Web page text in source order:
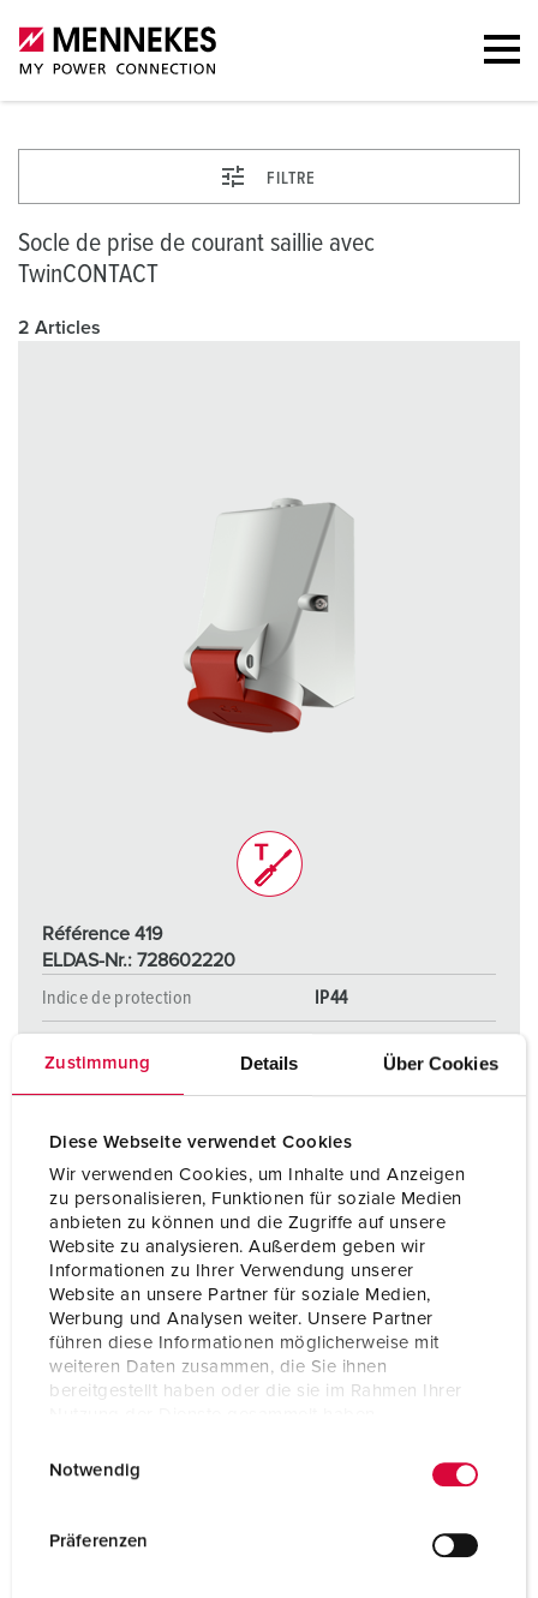
Zustimmung Details Über Cookies
Diese Webseite verwendet Cookies
Wir verwenden Cookies, um Inhalte und Anzeigen
zu personalisieren, Funktionen für soziale Medien
anbieten zu können und die Zugriffe auf unsere
Website zu analysieren. Außerdem geben wir
Informationen zu Ihrer Verwendung unserer
Website an unsere Partner für soziale Medien,
Werbung und Analysen weiter. Unsere Partner
führen diese Informationen möglicherweise mit
weiteren Daten zusammen, die Sie ihnen
bereitgestellt haben oder die sie im Rahmen Ihrer
Notwendig
Präferenzen
FILTRE
Socle de prise de courant saillie avec
TwinCONTACT
2 Articles
Référence 419
ELDAS-Nr.: 728602220
Indice de protection
IP44
Pôles 5 p
Volt 400 V
Technique de raccordement sans vis - TwinCONTACT
Contacts Standard
VERS LE PRODUIT